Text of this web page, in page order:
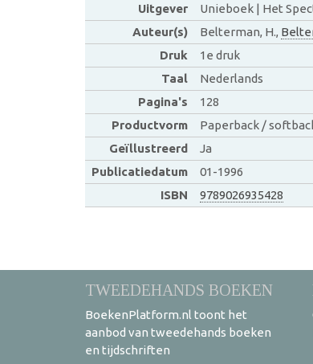
Uitgever
Unieboek | Het
Auteur(s)
Belterman, H.,
Druk
1e druk
Taal
Nederlands
Pagina's
128
Productvorm
Paperback /
Geïllustreerd
Ja
Publicatiedatum
01-1996
ISBN
9789026935428
TWEEDEHANDS BOEKEN
BoekenPlatform.nl toont het
aanbod van tweedehands boeken
en tijdschriften